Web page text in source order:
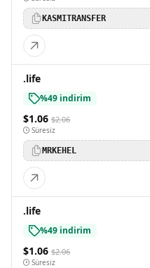
KASMITRANSFER
.life
%49 indirim
$1.06 $2.06
Süresiz
MRKEHEL
.life
%49 indirim
$1.06 $2.06
Süresiz